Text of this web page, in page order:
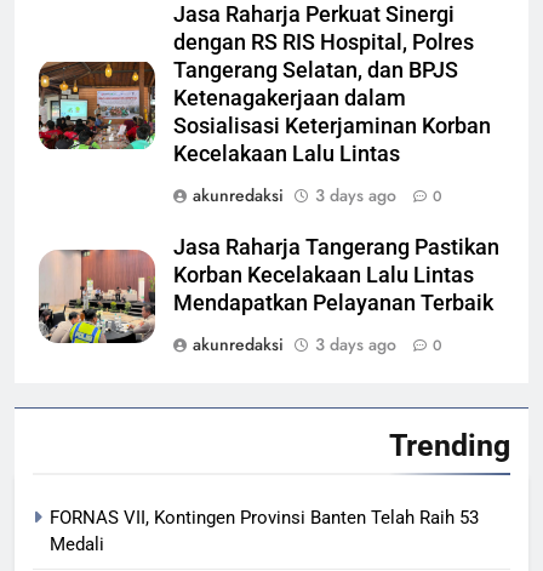
Jasa Raharja Perkuat Sinergi
dengan RS RIS Hospital, Polres
Tangerang Selatan, dan BPJS
Ketenagakerjaan dalam
Sosialisasi Keterjaminan Korban
Kecelakaan Lalu Lintas
akunredaksi
3 days ago 0
Jasa Raharja Tangerang Pastikan
Korban Kecelakaan Lalu Lintas
Mendapatkan Pelayanan Terbaik
akunredaksi
3 days ago 0
Trending
FORNAS VII, Kontingen Provinsi Banten Telah Raih 53
Medali